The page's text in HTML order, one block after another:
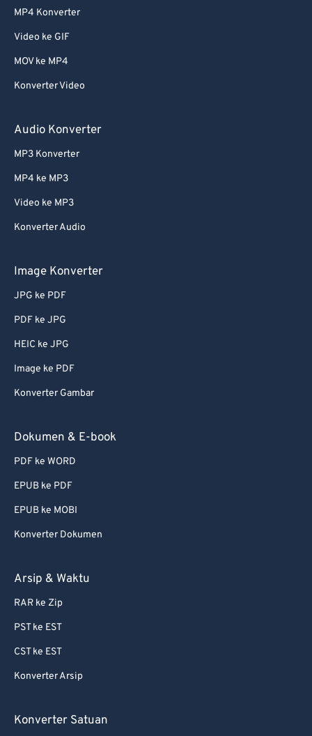
MP4 Konverter
Video ke GIF
MOV ke MP4
Konverter Video
Audio Konverter
MP3 Konverter
MP4 ke MP3
Video ke MP3
Konverter Audio
Image Konverter
JPG ke PDF
PDF ke JPG
HEIC ke JPG
Image ke PDF
Konverter Gambar
Dokumen & E-book
PDF ke WORD
EPUB ke PDF
EPUB ke MOBI
Konverter Dokumen
Arsip & Waktu
RAR ke Zip
PST ke EST
CST ke EST
Konverter Arsip
Konverter Satuan